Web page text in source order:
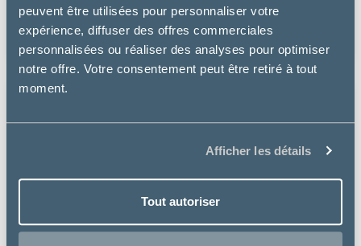
peuvent être utilisées pour personnaliser votre
expérience, diffuser des offres commerciales
personnalisées ou réaliser des analyses pour optimiser
notre offre. Votre consentement peut être retiré à tout
moment.
Afficher les détails
Tout autoriser
5.99€